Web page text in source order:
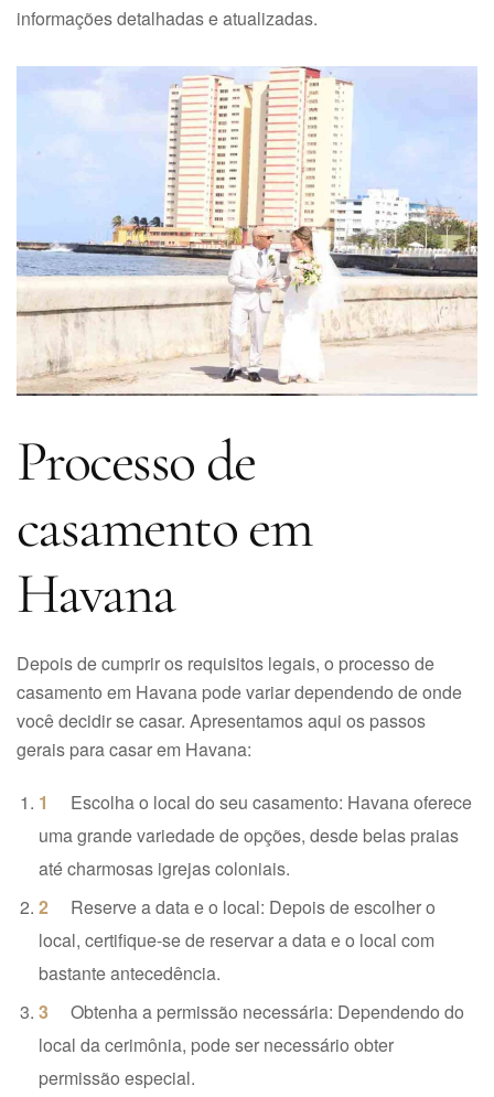
informações detalhadas e atualizadas.
Processo de
casamento em
Havana
Depois de cumprir os requisitos legais, o processo de
casamento em Havana pode variar dependendo de onde
você decidir se casar. Apresentamos aqui os passos
gerais para casar em Havana:
Escolha o local do seu casamento: Havana oferece
uma grande variedade de opções, desde belas praias
até charmosas igrejas coloniais.
Reserve a data e o local: Depois de escolher o
local, certifique-se de reservar a data e o local com
bastante antecedência.
Obtenha a permissão necessária: Dependendo do
local da cerimônia, pode ser necessário obter
permissão especial.